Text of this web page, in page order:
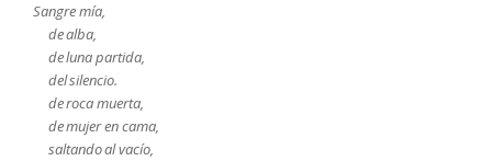
Sangre mía,
de alba,
de luna partida,
del silencio.
de roca muerta,
de mujer en cama,
saltando al vacío,